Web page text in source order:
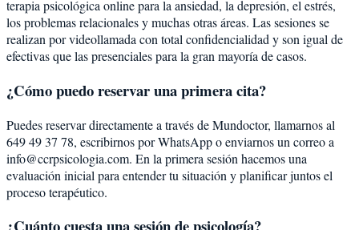
terapia psicológica online para la ansiedad, la depresión, el estrés,
los problemas relacionales y muchas otras áreas. Las sesiones se
realizan por videollamada con total confidencialidad y son igual de
efectivas que las presenciales para la gran mayoría de casos.
¿Cómo puedo reservar una primera cita?
Puedes reservar directamente a través de Mundoctor, llamarnos al
649 49 37 78, escribirnos por WhatsApp o enviarnos un correo a
info@ccrpsicologia.com. En la primera sesión hacemos una
evaluación inicial para entender tu situación y planificar juntos el
proceso terapéutico.